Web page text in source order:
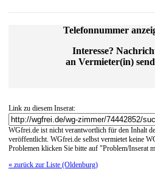
Telefonnummer
Interesse?
an Vermieter(in)
Link zu diesem Inserat:
WGfrei.de ist nicht verantwortlich für den Inhalt
veröffentlicht. WGfrei.de selbst vermietet keine
Problemen klicken Sie bitte auf "Problem/Inserat
« zurück zur Liste (Oldenburg)